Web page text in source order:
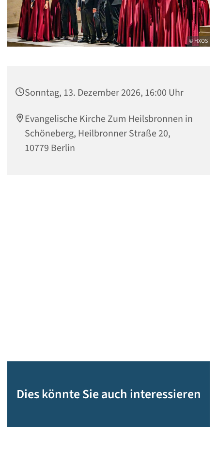
© HXOS
Sonntag, 13. Dezember 2026, 16:00 Uhr
Evangelische Kirche Zum Heilsbronnen in
Schöneberg, Heilbronner Straße 20,
10779 Berlin
Dies könnte Sie auch interessieren